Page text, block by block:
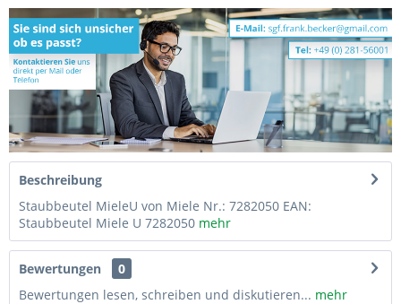
Beschreibung
Staubbeutel MieleU von Miele Nr.: 7282050 EAN:
Staubbeutel Miele U 7282050 mehr
Bewertungen
0
Bewertungen lesen, schreiben und diskutieren... mehr